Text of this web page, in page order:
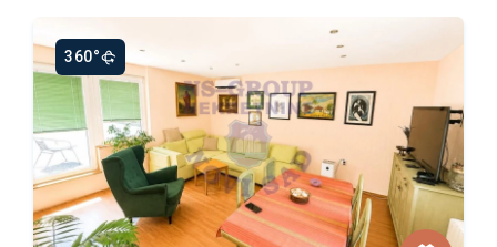
360°
Ekskluzivna ponuda